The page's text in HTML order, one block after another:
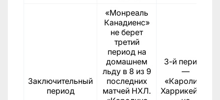
Заключительный
период
«Монреаль
Канадиенс»
не берет
третий
период на
домашнем
льду в 8 из 9
последних
матчей НХЛ.
3-й период
—
«Каролина
Харрикейнз»